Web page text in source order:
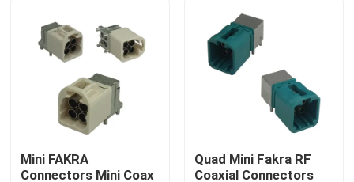
Contattaci
Richiedi un preventivo
Connettore di FAKRA HSD
Connettore del PWB di FAKRA
Mini FAKRA
Connectors Mini Coax
Quad Mini Fakra RF
Coaxial Connectors